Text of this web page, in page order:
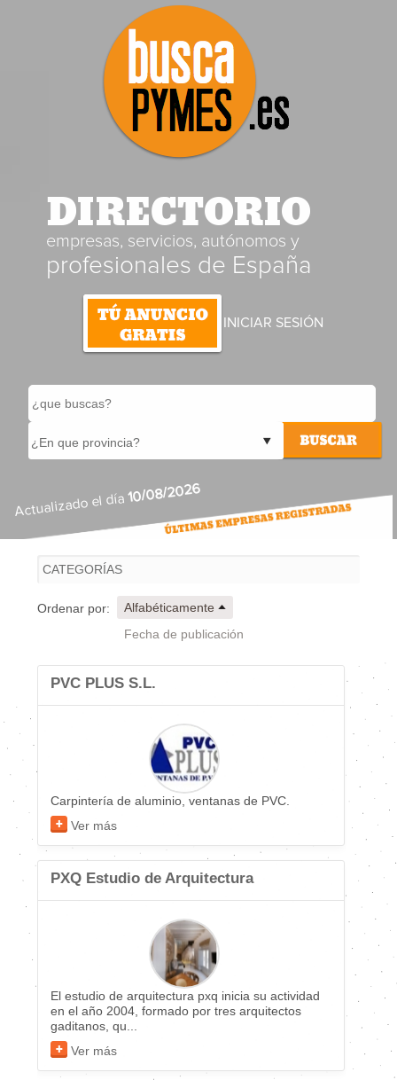
DIRECTORIO
empresas, servicios, autónomos y
profesionales de España
INICIAR SESIÓN
Actualizado el día10/08/2026
Ordenar por:
Alfabéticamente
Fecha de publicación
PVC PLUS S.L.
Carpintería de aluminio, ventanas de PVC.
Ver más
PXQ Estudio de Arquitectura
El estudio de arquitectura pxq inicia su actividad
en el año 2004, formado por tres arquitectos
gaditanos, qu...
Ver más